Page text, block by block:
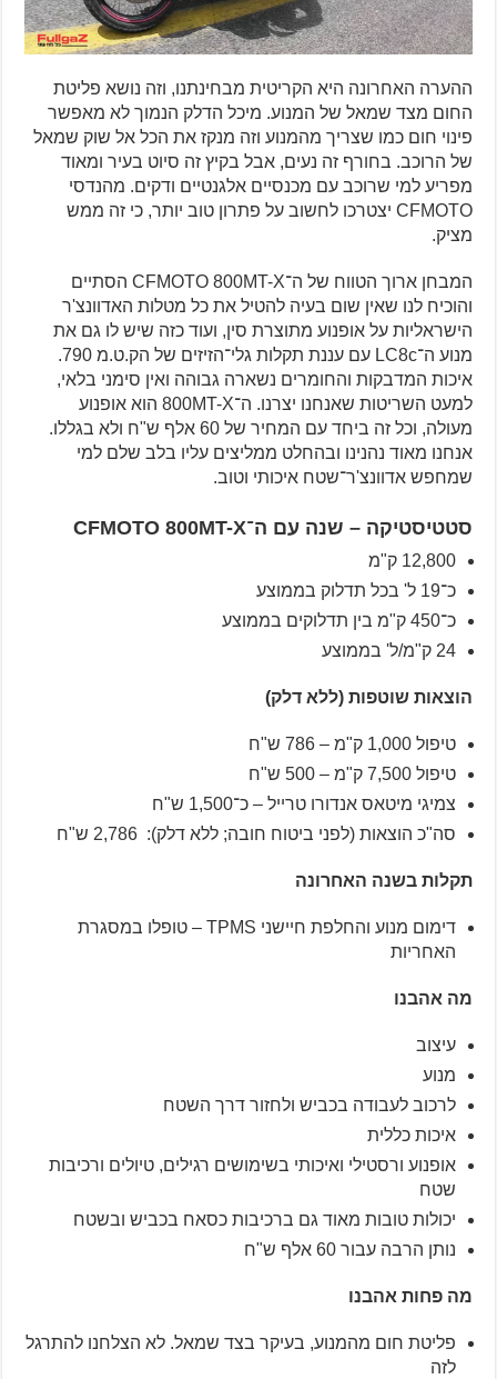
ההערה האחרונה היא הקריטית מבחינתנו, וזה נושא פליטת
החום מצד שמאל של המנוע. מיכל הדלק הנמוך לא מאפשר
פינוי חום כמו שצריך מהמנוע וזה מנקז את הכל אל שוק שמאל
של הרוכב. בחורף זה נעים, אבל בקיץ זה סיוט בעיר ומאוד
מפריע למי שרוכב עם מכנסיים אלגנטיים ודקים. מהנדסי
CFMOTO יצטרכו לחשוב על פתרון טוב יותר, כי זה ממש
מציק.
המבחן ארוך הטווח של ה־CFMOTO 800MT-X הסתיים
והוכיח לנו שאין שום בעיה להטיל את כל מטלות האדוונצ'ר
הישראליות על אופנוע מתוצרת סין, ועוד כזה שיש לו גם את
מנוע ה־LC8c עם עננת תקלות גלי־הזיזים של הק.ט.מ 790.
איכות המדבקות והחומרים נשארה גבוהה ואין סימני בלאי,
למעט השריטות שאנחנו יצרנו. ה־800MT-X הוא אופנוע
מעולה, וכל זה ביחד עם המחיר של 60 אלף ש"ח ולא בגללו.
אנחנו מאוד נהנינו ובהחלט ממליצים עליו בלב שלם למי
שמחפש אדוונצ'ר־שטח איכותי וטוב.
סטטיסטיקה – שנה עם ה־CFMOTO 800MT-X
12,800 ק"מ
כ־19 ל' בכל תדלוק בממוצע
כ־450 ק"מ בין תדלוקים בממוצע
24 ק"מ/ל' בממוצע
הוצאות שוטפות (ללא דלק)
טיפול 1,000 ק"מ – 786 ש"ח
טיפול 7,500 ק"מ – 500 ש"ח
צמיגי מיטאס אנדורו טרייל – כ־1,500 ש"ח
סה"כ הוצאות (לפני ביטוח חובה; ללא דלק): 2,786 ש"ח
תקלות בשנה האחרונה
דימום מנוע והחלפת חיישני TPMS – טופלו במסגרת
האחריות
מה אהבנו
עיצוב
מנוע
לרכוב לעבודה בכביש ולחזור דרך השטח
איכות כללית
אופנוע ורסטילי ואיכותי בשימושים רגילים, טיולים ורכיבות
שטח
יכולות טובות מאוד גם ברכיבות כסאח בכביש ובשטח
נותן הרבה עבור 60 אלף ש"ח
מה פחות אהבנו
פליטת חום מהמנוע, בעיקר בצד שמאל. לא הצלחנו להתרגל
לזה